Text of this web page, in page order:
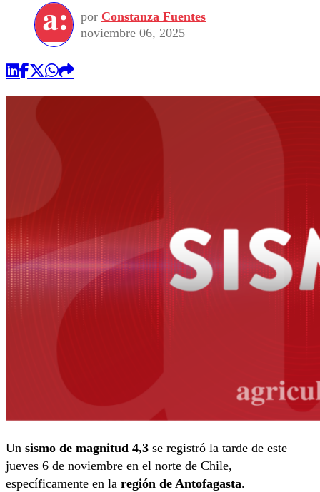
por Constanza Fuentes
noviembre 06, 2025
Un sismo de magnitud 4,3 se registró la tarde de este
jueves 6 de noviembre en el norte de Chile,
específicamente en la región de Antofagasta.